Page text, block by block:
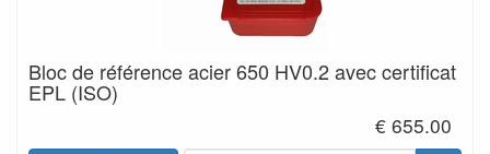
Bloc de référence acier 650 HV0.2 avec certificat
EPL (ISO)
€ 655.00